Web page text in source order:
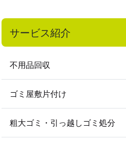
サービス紹介
不用品回収
ゴミ屋敷片付け
粗大ゴミ・引っ越しゴミ処分